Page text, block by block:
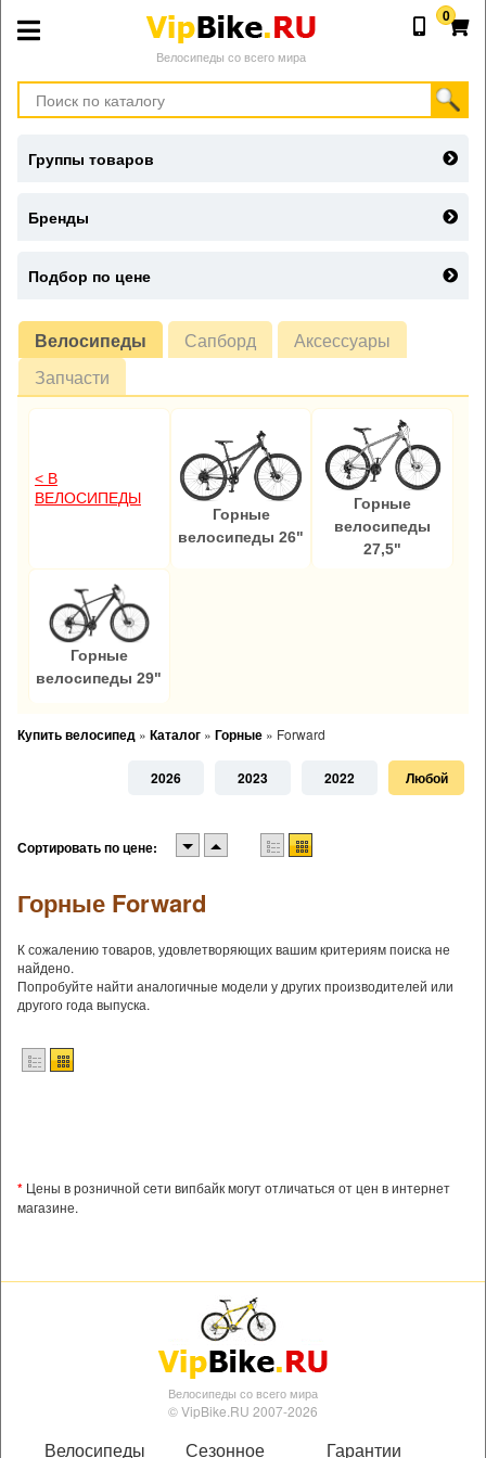
Велосипеды со всего мира
0
Велосипеды Сапборд
Аксессуары
Запчасти
< В
ВЕЛОСИПЕДЫ
Горные
велосипеды 26"
Горные
велосипеды
27,5"
Горные
велосипеды 29"
Купить велосипед » Каталог » Горные » Forward
2026 2023 2022 Любой
Сортировать по цене:
Горные Forward
К сожалению товаров, удовлетворяющих вашим критериям поиска не
найдено.
Попробуйте найти аналогичные модели у других производителей или
другого года выпуска.
* Цены в розничной сети випбайк могут отличаться от цен в интернет
магазине.
Группы товаров
Бренды
Подбор по цене
Велосипеды со всего мира
© VipBike.RU 2007-2026
Велосипеды Сезонное Гарантии